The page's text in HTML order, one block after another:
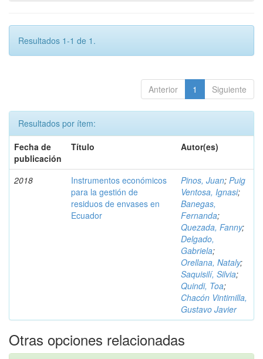
Resultados 1-1 de 1.
Anterior 1 Siguiente
Resultados por ítem:
Fecha de
publicación
Título Autor(es)
2018
Instrumentos económicos
para la gestión de
residuos de envases en
Ecuador
Pinos, Juan; Puig
Ventosa, Ignasi;
Banegas,
Fernanda;
Quezada, Fanny;
Delgado,
Gabriela;
Orellana, Nataly;
Saquisilí, Silvia;
Quindi, Toa;
Chacón Vintimilla,
Gustavo Javier
Otras opciones relacionadas